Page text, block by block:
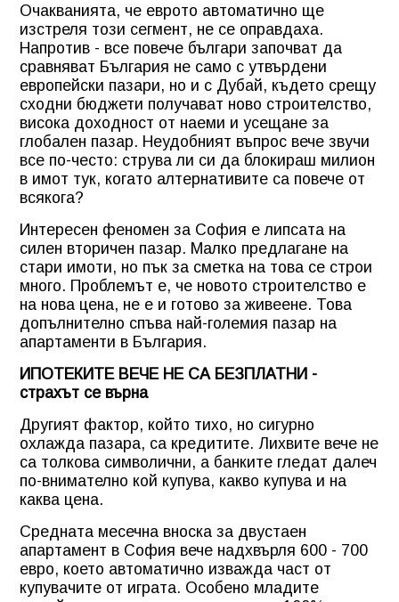
Очакванията, че еврото автоматично ще
изстреля този сегмент, не се оправдаха.
Напротив - все повече българи започват да
сравняват България не само с утвърдени
европейски пазари, но и с Дубай, където срещу
сходни бюджети получават ново строителство,
висока доходност от наеми и усещане за
глобален пазар. Неудобният въпрос вече звучи
все по-често: струва ли си да блокираш милион
в имот тук, когато алтернативите са повече от
всякога?
Интересен феномен за София е липсата на
силен вторичен пазар. Малко предлагане на
стари имоти, но пък за сметка на това се строи
много. Проблемът е, че новото строителство е
на нова цена, не е и готово за живеене. Това
допълнително спъва най-големия пазар на
апартаменти в България.
ИПОТЕКИТЕ ВЕЧЕ НЕ СА БЕЗПЛАТНИ -
страхът се върна
Другият фактор, който тихо, но сигурно
охлажда пазара, са кредитите. Лихвите вече не
са толкова символични, а банките гледат далеч
по-внимателно кой купува, какво купува и на
каква цена.
Средната месечна вноска за двустаен
апартамент в София вече надхвърля 600 - 700
евро, което автоматично изважда част от
купувачите от играта. Особено младите